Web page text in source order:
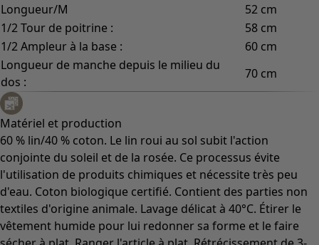
Longueur/M
52 cm
1/2 Tour de poitrine :
58 cm
1/2 Ampleur à la base :
60 cm
Longueur de manche depuis le milieu du
dos :
70 cm
Matériel et production
60 % lin/40 % coton. Le lin roui au sol subit l'action
conjointe du soleil et de la rosée. Ce processus évite
l'utilisation de produits chimiques et nécessite très peu
d'eau. Coton biologique certifié. Contient des parties non
textiles d'origine animale. Lavage délicat à 40°C. Étirer le
vêtement humide pour lui redonner sa forme et le faire